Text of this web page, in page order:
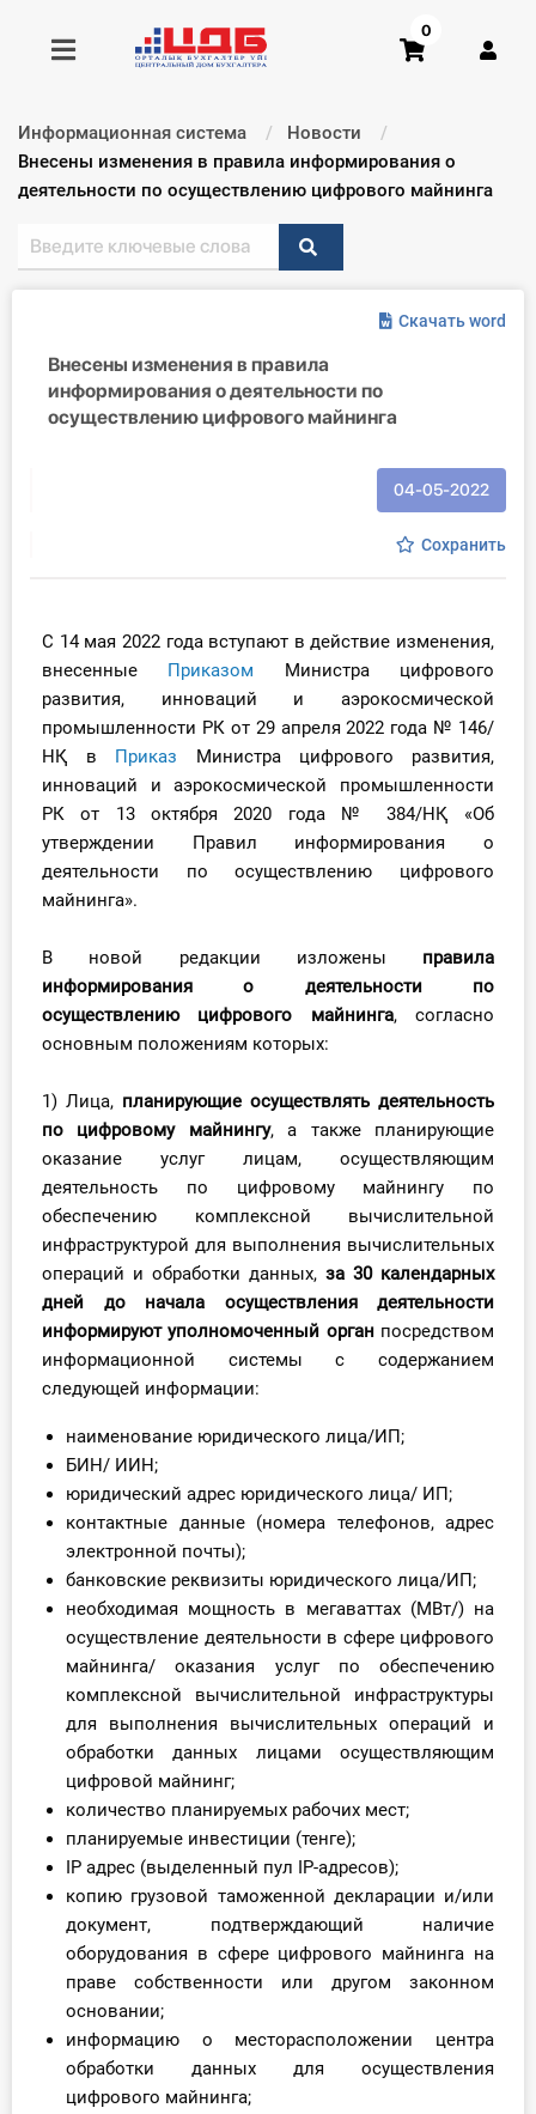
Получить консультацию
Главная ИС
Консультации
Справочник бухгалтера
Участник ВЭД
Практика ИП
Кадры. Труд. Зарплата.
Юридический помощник
Интернет-магазин
О Системе
Обучение
Тестирование для
бухгалтера
0
Информационная система
Новости
Текущий:
Внесены изменения в правила информирования о
деятельности по осуществлению цифрового майнинга
Скачать word
Внесены изменения в правила
информирования о деятельности по
осуществлению цифрового майнинга
04-05-2022
Сохранить
С 14 мая 2022 года вступают в действие изменения,
внесенные Приказом Министра цифрового
развития, инноваций и аэрокосмической
промышленности РК от 29 апреля 2022 года № 146/
НҚ в П риказ Министра цифрового развития,
инноваций и аэрокосмической промышленности
РК от 13 октября 2020 года № 384/НҚ «Об
утверждении Правил информирования о
деятельности по осуществлению цифрового
майнинга».
В новой редакции изложены правила
информирования о деятельности по
осуществлению цифрового майнинга, согласно
основным положениям которых:
1) Лица, планирующие осуществлять деятельность
по цифровому майнингу, а также планирующие
оказание услуг лицам, осуществляющим
деятельность по цифровому майнингу по
обеспечению комплексной вычислительной
инфраструктурой для выполнения вычислительных
операций и обработки данных, за 30 календарных
дней до начала осуществления деятельности
информируют уполномоченный органпосредством
информационной системы с содержанием
следующей информации:
наименование юридического лица/ИП;
БИН/ ИИН;
юридический адрес юридического лица/ ИП;
контактные данные (номера телефонов, адрес
электронной почты);
банковские реквизиты юридического лица/ИП;
необходимая мощность в мегаваттах (МВт/) на
осуществление деятельности в сфере цифрового
майнинга/ оказания услуг по обеспечению
комплексной вычислительной инфраструктуры
для выполнения вычислительных операций и
обработки данных лицами осуществляющим
цифровой майнинг;
количество планируемых рабочих мест;
планируемые инвестиции (тенге);
IP адрес (выделенный пул IP-адресов);
копию грузовой таможенной декларации и/или
документ, подтверждающий наличие
оборудования в сфере цифрового майнинга на
праве собственности или другом законном
основании;
информацию о месторасположении центра
обработки данных для осуществления
цифрового майнинга;